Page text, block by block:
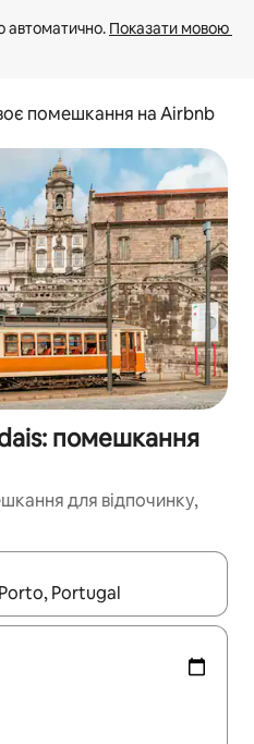
автоматично. Показати мовою
помешкання на Airbnb
помешкання
для відпочинку,
використовуйте для